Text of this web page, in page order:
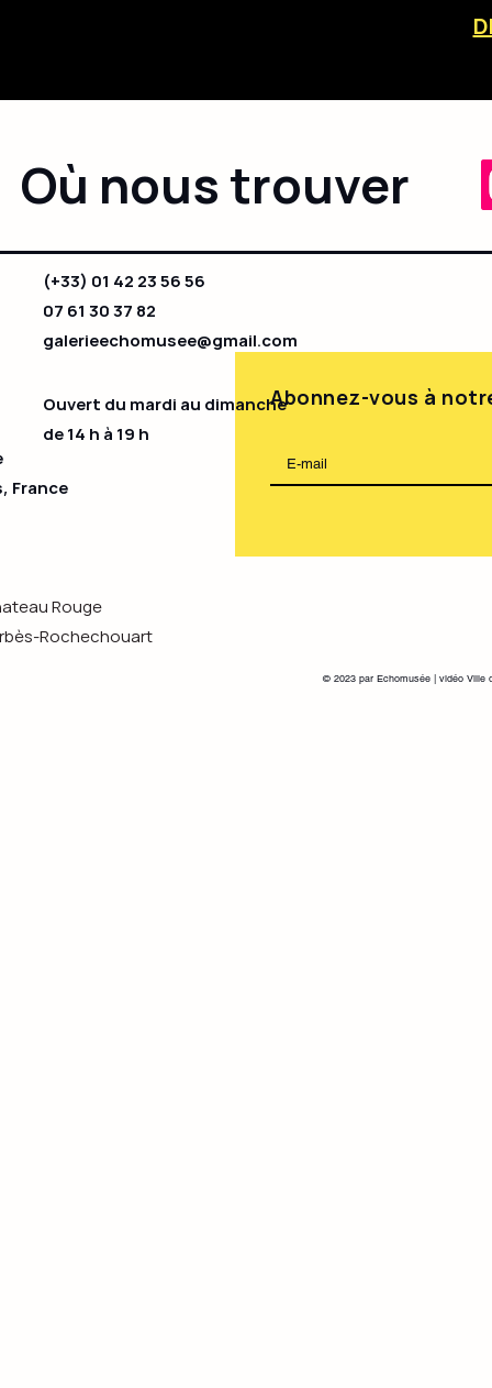
Où nous trouver
Abonnez-vous à
© 2023 par Echomusée | vidéo Ville
France
Rouge
Rochechouart
(+33) 01 42 23 56 56
07 61 30 37 82
galerieechomusee@gmail.com
Ouvert du mardi au dimanche
de 14 h à 19 h​